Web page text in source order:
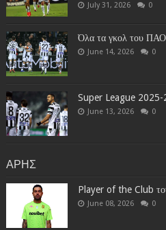
July 31, 2026 0
Όλα τα γκολ του
June 14, 2026 0
Super League
June 13, 2026 0
ΑΡΗΣ
Player of the Club
June 08, 2026 0